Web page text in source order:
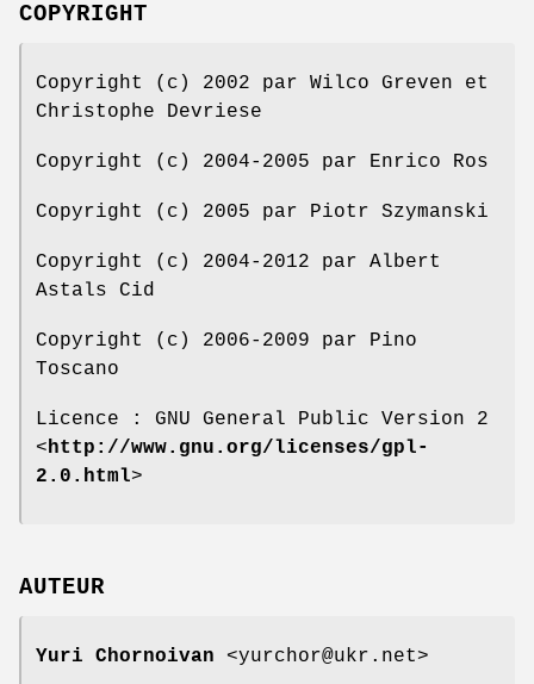
COPYRIGHT
Copyright (c) 2002 par Wilco Greven et
Christophe Devriese
Copyright (c) 2004-2005 par Enrico Ros
Copyright (c) 2005 par Piotr Szymanski
Copyright (c) 2004-2012 par Albert
Astals Cid
Copyright (c) 2006-2009 par Pino
Toscano
Licence : GNU General Public Version 2
<http://www.gnu.org/licenses/gpl-
2.0.html>
AUTEUR
Yuri Chornoivan <yurchor@ukr.net>